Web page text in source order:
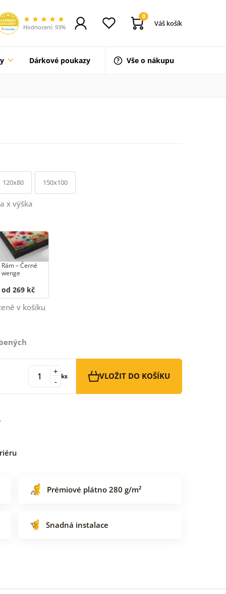
Hodnocení: 93%
0
Váš košík
Dárkové poukazy Vše o nákupu
120x80 150x100
x výška
Rám –⁠⁠⁠⁠⁠⁠ Černé
wenge
od 269 kč
v košíku
-
+ ks VLOŽIT DO KOŠÍKU
Prémiové plátno 280 g/m²
Snadná instalace